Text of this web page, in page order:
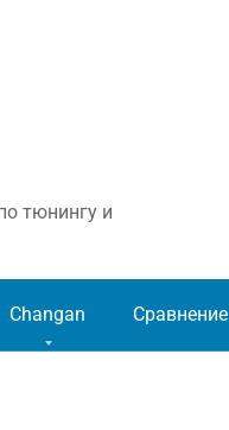
тюнингу и
Changan Сравнение